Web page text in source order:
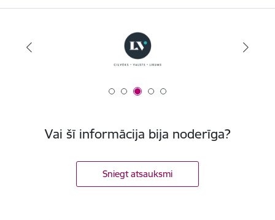
Vai šī informācija bija noderīga?
Sniegt atsauksmi